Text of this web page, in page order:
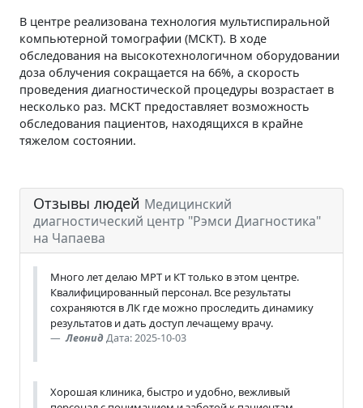
В центре реализована технология мультиспиральной
компьютерной томографии (МСКТ). В ходе
обследования на высокотехнологичном оборудовании
доза облучения сокращается на 66%, а скорость
проведения диагностической процедуры возрастает в
несколько раз. МСКТ предоставляет возможность
обследования пациентов, находящихся в крайне
тяжелом состоянии.
Отзывы людей Медицинский
диагностический центр "Рэмси Диагностика"
на Чапаева
Много лет делаю МРТ и КТ только в этом центре.
Квалифицированный персонал. Все результаты
сохраняются в ЛК где можно проследить динамику
результатов и дать доступ лечащему врачу.
Леонид Дата: 2025-10-03
Хорошая клиника, быстро и удобно, вежливый